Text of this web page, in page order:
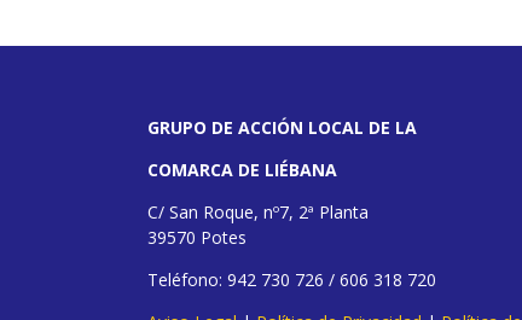
GRUPO DE ACCIÓN LOCAL DE LA
COMARCA DE LIÉBANA
C/ San Roque, nº7, 2ª Planta
39570 Potes
Teléfono: 942 730 726 / 606 318 720